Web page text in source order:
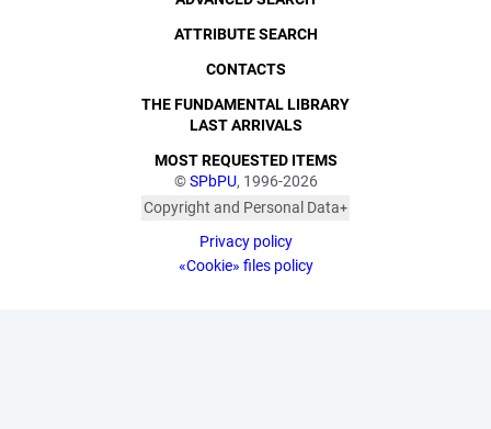
©SPbPU, 1996-2026
Copyright and Personal Data
published with the
consent of the individuals
Privacy policy
«Cookie» files policy
ATTRIBUTE SEARCH
CONTACTS
THE FUNDAMENTAL LIBRARY
LAST ARRIVALS
MOST REQUESTED ITEMS